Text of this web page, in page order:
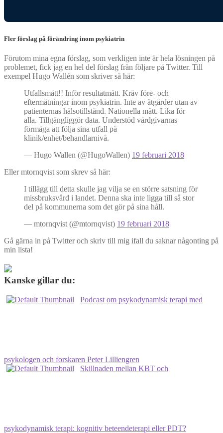
Fler förslag på förändring inom psykiatrin
Förutom mina egna förslag, som verkligen inte är hela lösningen på
problemet, fick jag en hel del förslag från följare på Twitter. Till
exempel Hugo Wallén som skriver så här:
Utfallsmått!! Inför resultatmått. Kräv före- och
eftermätningar inom psykiatrin. Inte av åtgärder utan av
patienternas hälsotillstånd. Nationella mått. Lika för
alla. Tillgängliggör data. Understöd vårdgivarnas
förmåga att följa sina utfall på
klinik/enhet/behandlarnivå.
— Hugo Wallen (@HugoWallen) 19 februari 2018
Eller mtornqvist som skrev så här:
I tillägg till detta skulle jag vilja se en större satsning för
missbruksvård i landet. Denna ska inte ligga till så stor
del på kommunerna som det gör på sina håll.
— mtornqvist (@mtornqvist) 19 februari 2018
Gå gärna in på Twitter och skriv till mig ifall du saknar någonting på
min lista!
Kanske gillar du:
Podcast om psykodynamisk terapi med
psykologen och forskaren Peter Lilliengren
Skillnaden mellan KBT och
psykodynamisk terapi: kognitiv beteendeterapi eller PDT?